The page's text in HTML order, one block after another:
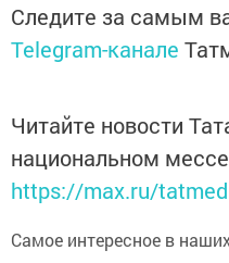
Следите за самым
Telegram-канале
Читайте новости
национальном
https://max.ru/
Самое интересное в